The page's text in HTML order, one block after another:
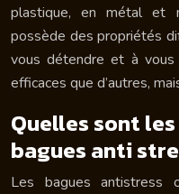
plastique, en métal et
possède des propriétés
vous détendre et à vous
efficaces que d’autres,
Quelles sont
bagues anti
Les bagues antistress